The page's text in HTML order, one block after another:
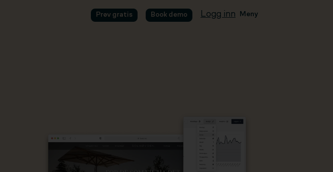
Prøv gratis Book demo Logg inn Meny